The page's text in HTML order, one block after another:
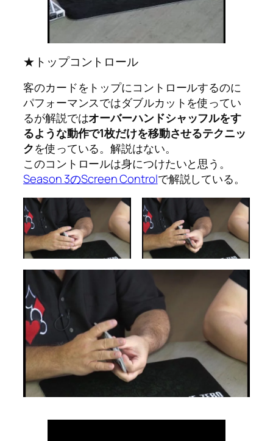
★トップコントロール
客のカードをトップにコントロールするのに
パフォーマンスではダブルカットを使ってい
るが解説ではオーバーハンドシャッフルをす
るような動作で1枚だけを移動させるテクニッ
クを使っている。解説はない。
このコントロールは身につけたいと思う。
Season 3のScreen Controlで解説している。